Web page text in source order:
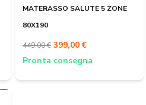
MATERASSO SALUTE 5 ZONE
80X190
449,00 € 399,00 €
Pronta consegna